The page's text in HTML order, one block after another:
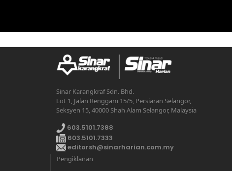
Sinar Karangkraf Sdn. Bhd.
Lot 1, Jalan Renggam 15/5, Persiaran Selangor,
Seksyen 15, 40000 Shah Alam Selangor, Malaysia
603.5101.7388
603.5101.7333
editorsh@sinarharian.com.my
Pengiklanan